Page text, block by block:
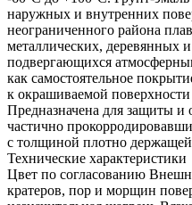
наружных и внутренних
неограниченного района
металлических, деревянных
подвергающихся
как самостоятельное
к окрашиваемой
Предназначена для защиты и
частично
с толщиной плотно
Технические характеристики
Цвет по согласованию
кратеров, пор и морщин